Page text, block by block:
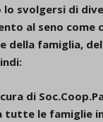
lo svolgersi di
al seno come
della famiglia,
di
tutte le